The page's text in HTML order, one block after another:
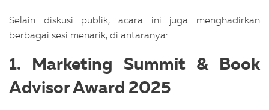
Selain diskusi publik, acara ini juga menghadirkan
berbagai sesi menarik, di antaranya:
1. Marketing Summit & Book
Advisor Award 2025